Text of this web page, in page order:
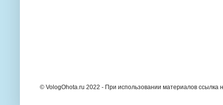
© VologOhota.ru 2022 - При использовании материалов ссылка